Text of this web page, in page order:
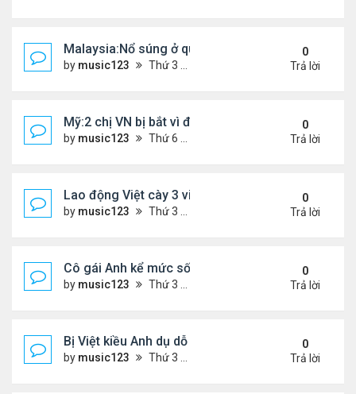
Malaysia:Nổ súng ở quán ăn ,một người phụ nữ
by music123 Thứ 3 Tháng 4 21, 2026 6:00 pm
0
Trả lời
Mỹ:2 chị VN bị bắt vì đem bòn bòn vào Mỹ
by music123 Thứ 6 Tháng 4 10, 2026 6:40 pm
0
Trả lời
Lao động Việt cày 3 việc cùng lúc, thu nhập tới
by music123 Thứ 3 Tháng 3 31, 2026 4:59 pm
0
Trả lời
Cô gái Anh kể mức sống 'rẻ khó tin' ở Đà Nẵng
by music123 Thứ 3 Tháng 3 31, 2026 4:52 pm
0
Trả lời
Bị Việt kiều Anh dụ dỗ "chuyển tiền - nhận quà"...
by music123 Thứ 3 Tháng 3 31, 2026 4:41 pm
0
Trả lời